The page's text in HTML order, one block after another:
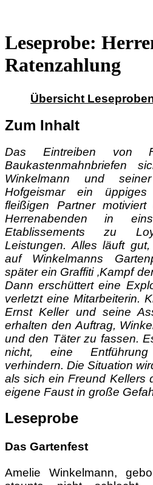
Leseprobe:
Ratenzahlung
Übersicht
Zum Inhalt
Das Eintreiben von
Baukastenmahnbriefen
Winkelmann und
Hofgeismar ein
fleißigen Partner
Herrenabenden in
Etablissements zu
Leistungen. Alles läuft
auf Winkelmanns
später ein Graffiti ‚Kampf
Dann erschüttert eine
verletzt eine Mitarbeiterin.
Ernst Keller und seine
erhalten den Auftrag,
und den Täter zu fassen.
nicht, eine
verhindern. Die Situation
als sich ein Freund Kellers
eigene Faust in große
Leseprobe
Das Gartenfest
Amelie Winkelmann,